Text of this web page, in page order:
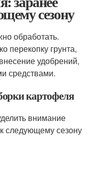
сезону
обработать.
перекопку грунта,
удобрений,
средствами.
картофеля
внимание
следующему сезону